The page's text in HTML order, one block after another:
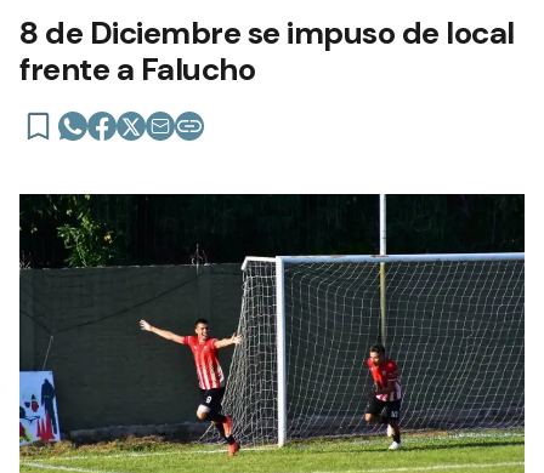
8 de Diciembre se impuso de local
frente a Falucho